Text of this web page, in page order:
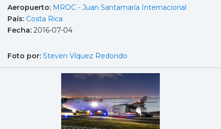
Aeropuerto: MROC - Juan Santamaría Internacional
País: Costa Rica
Fecha: 2016-07-04
Foto por: Steven Víquez Redondo